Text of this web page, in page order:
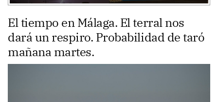
El tiempo en Málaga. El terral nos
dará un respiro. Probabilidad de taró
mañana martes.